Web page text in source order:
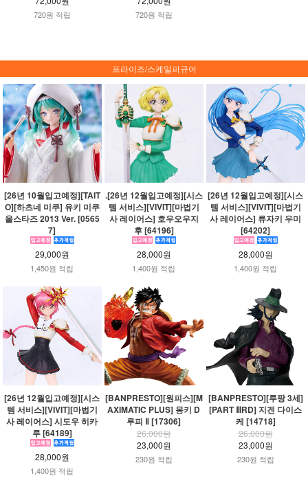
720원 적립 720원 적립
프라이즈/스케일피규어
[26년 10월입고예정][TAIT
O][하츠네 미쿠] 유키 미쿠
올스타즈 2013 Ver. [0565
7]
29,000원
1,450원 적립
.[26년 12월입고예정][시스
템 서비스][VIVIT][마법기
사 레이어스] 호우오우지
후 [64196]
28,000원
1,400원 적립
[26년 12월입고예정][시스
템 서비스][VIVIT][마법기
사 레이어스] 류자키 우미
[64202]
28,000원
1,400원 적립
[26년 12월입고예정][시스
템 서비스][VIVIT][마법기
사 레이어스] 시도우 히카
루 [64189]
28,000원
1,400원 적립
[BANPRESTO][원피스][M
AXIMATIC PLUS] 몽키 D
루피 Ⅱ [17306]
26,000원
23,000원
230원 적립
[BANPRESTO][루팡 3세]
[PART ⅢRD] 지겐 다이스
케 [14718]
26,000원
23,000원
230원 적립